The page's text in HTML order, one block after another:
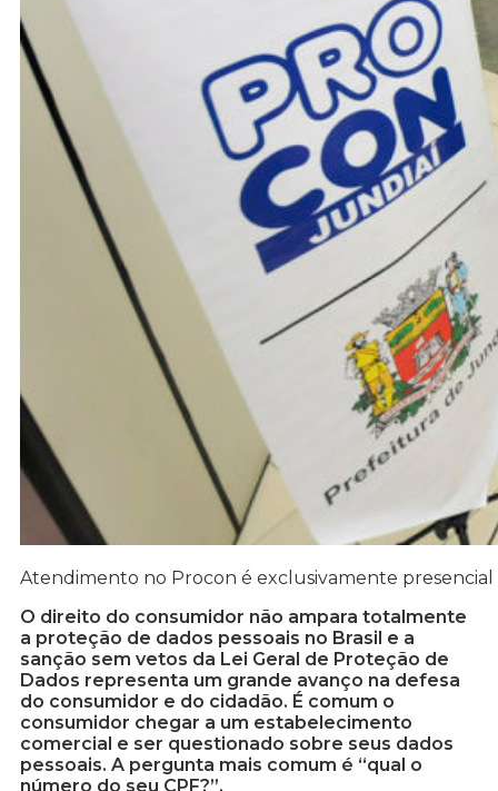
Atendimento no Procon é exclusivamente
O direito do consumidor não ampara totalmente
a proteção de dados pessoais no Brasil e a
sanção sem vetos da Lei Geral de Proteção de
Dados representa um grande avanço na defesa
do consumidor e do cidadão. É comum o
consumidor chegar a um estabelecimento
comercial e ser questionado sobre seus dados
pessoais. A pergunta mais comum é “qual o
número do seu CPF?”.